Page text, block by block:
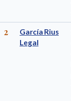
2
García Rius
Legal